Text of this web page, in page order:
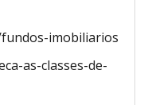
imobiliarios
as-classes-de-